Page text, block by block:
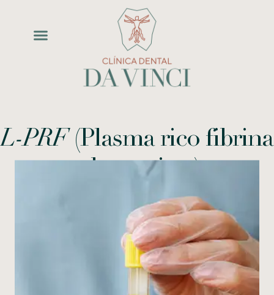
L-PRF(Plasma rico fibrina
y leucocitos)